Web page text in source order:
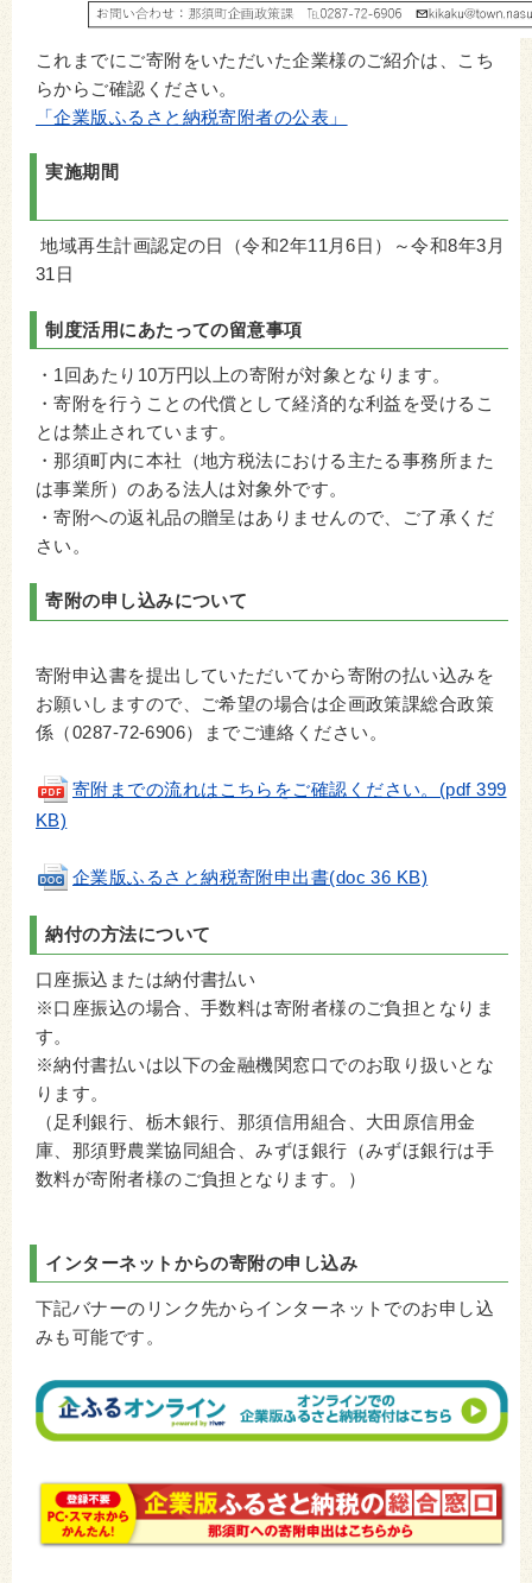
これまでにご寄附をいただいた企業様のご紹介は、こち
らからご確認ください。
「企業版ふるさと納税寄附者の公表」
実施期間
地域再生計画認定の日（令和2年11月6日）～令和8年3月
31日
制度活用にあたっての留意事項
・1回あたり10万円以上の寄附が対象となります。
・寄附を行うことの代償として経済的な利益を受けるこ
とは禁止されています。
・那須町内に本社（地方税法における主たる事務所また
は事業所）のある法人は対象外です。
・寄附への返礼品の贈呈はありませんので、ご了承くだ
さい。
寄附の申し込みについて
寄附申込書を提出していただいてから寄附の払い込みを
お願いしますので、ご希望の場合は企画政策課総合政策
係（0287-72-6906）までご連絡ください。
寄附までの流れはこちらをご確認ください。(pdf 399
KB)
企業版ふるさと納税寄附申出書(doc 36 KB)
納付の方法について
口座振込または納付書払い
※口座振込の場合、手数料は寄附者様のご負担となりま
す。
※納付書払いは以下の金融機関窓口でのお取り扱いとな
ります。
（足利銀行、栃木銀行、那須信用組合、大田原信用金
庫、那須野農業協同組合、みずほ銀行（みずほ銀行は手
数料が寄附者様のご負担となります。）
インターネットからの寄附の申し込み
下記バナーのリンク先からインターネットでのお申し込
みも可能です。